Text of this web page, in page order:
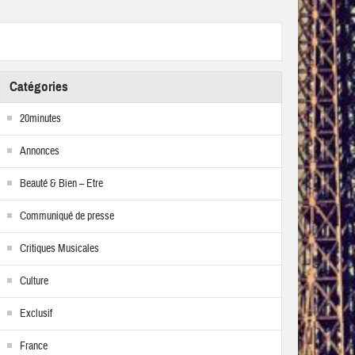
Catégories
20minutes
Annonces
Beauté & Bien – Etre
Communiqué de presse
Critiques Musicales
Culture
Exclusif
France